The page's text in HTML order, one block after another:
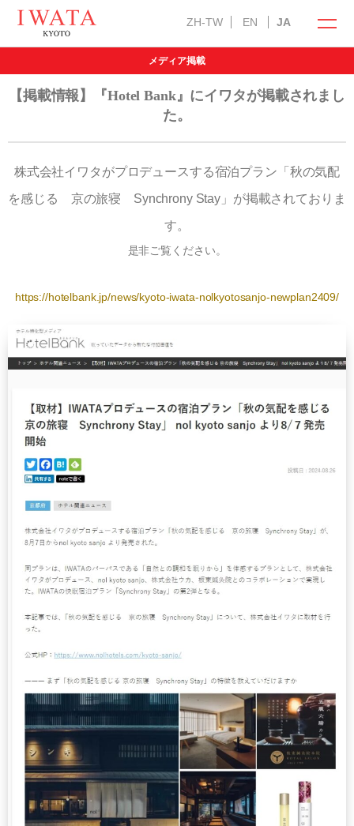
イワタの商品 オンラインショップ
ラークオール キャメル敷きパッド 羽ぶとん
選び抜いた自然素材
「安心安全」の品質
世界に誇る清潔度
四季を快眠するアドバイス
生地の違い
ご愛用者さまの声
羽毛ふとんお仕立て直し
UMO®アップグレード・サービス
お手入れ・お取り扱いについて 2026年07月28日
イワタニュース
メディア情報
イベント
ふるさと納税
Facebook
イワタについて
わたしたちの想い
SDGｓ（サステナビリティ）へのアプローチ
羽ぶとん誕生ストーリー
イワタ羽毛研究所
寝ごこち科学研究所
会社情報
IWATA 京都本店
IWATA 東京店
IWATAリーガロイヤルホテル大阪店
IWATA 日本橋店
IWATA商品お取り扱い店
法人のお客様へ
ショップ運営の方へ
ホテル・宿泊業の方へ
建築家・インテリアコーディネーターの方へ
お問合せ
メディア掲載
【掲載情報】『Hotel Bank』にイワタが掲載されまし
た。
株式会社イワタがプロデュースする宿泊プラン「秋の気配
を感じる 京の旅寝 Synchrony Stay」が掲載されておりま
す。
是非ご覧ください。
https://hotelbank.jp/news/kyoto-iwata-nolkyotosanjo-newplan2409/
ZH-TW EN JA